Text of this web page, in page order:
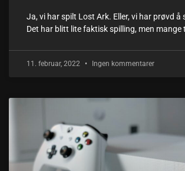
Ja, vi har spilt Lost Ark. Eller, vi har prøvd å
Det har blitt lite faktisk spilling, men mange
11. februar, 2022 Ingen kommentarer